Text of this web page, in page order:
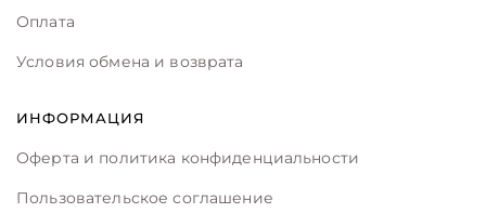
Оплата
Условия обмена и возврата
ИНФОРМАЦИЯ
Оферта и политика конфиденциальности
Пользовательское соглашение